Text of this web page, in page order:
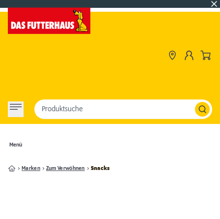
Menü
Produktsuche
Marken Zum Verwöhnen Snacks